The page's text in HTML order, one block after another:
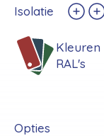
Isolatie
Kleuren
RAL's
Opties